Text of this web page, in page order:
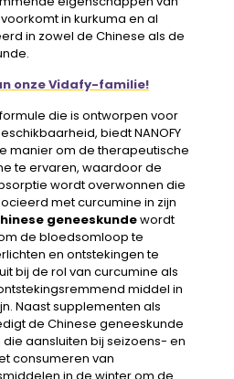
in kurkuma en al
in zowel de Chinese als de
onze Vidafy-familie!
die is ontworpen voor
biedt NANOFY
manier om de therapeutische
te ervaren, waardoor de
wordt overwonnen die
met curcumine in zijn
geneeskundewordt
de bloedsomloop te
en ontstekingen te
bij de rol van curcumine als
middel in
Naast supplementen als
de Chinese geneeskunde
aansluiten bij seizoens- en
consumeren van